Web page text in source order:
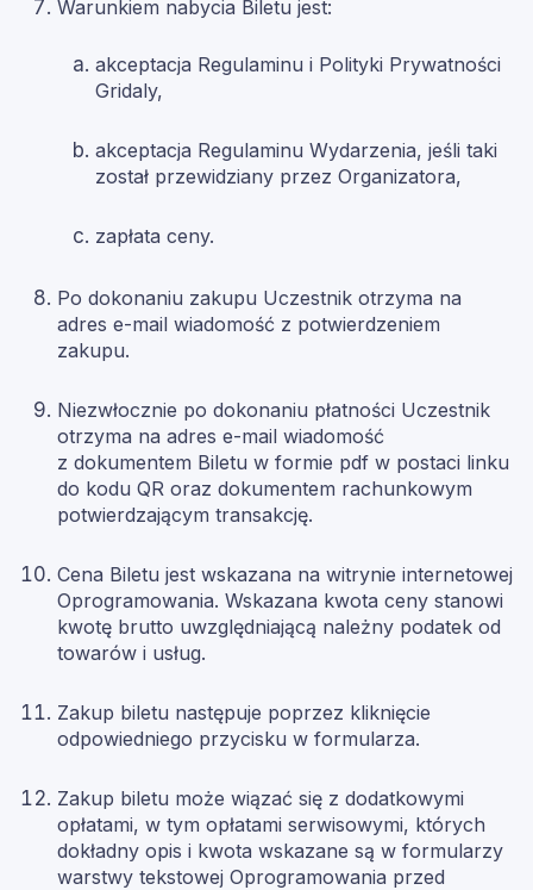
Warunkiem nabycia Biletu jest:
akceptacja Regulaminu i Polityki Prywatności
Gridaly,
akceptacja Regulaminu Wydarzenia, jeśli taki
został przewidziany przez Organizatora,
zapłata ceny.
Po dokonaniu zakupu Uczestnik otrzyma na
adres e-mail wiadomość z potwierdzeniem
zakupu.
Niezwłocznie po dokonaniu płatności Uczestnik
otrzyma na adres e-mail wiadomość
z dokumentem Biletu w formie pdf w postaci linku
do kodu QR oraz dokumentem rachunkowym
potwierdzającym transakcję.
Cena Biletu jest wskazana na witrynie internetowej
Oprogramowania. Wskazana kwota ceny stanowi
kwotę brutto uwzględniającą należny podatek od
towarów i usług.
Zakup biletu następuje poprzez kliknięcie
odpowiedniego przycisku w formularza.
Zakup biletu może wiązać się z dodatkowymi
opłatami, w tym opłatami serwisowymi, których
dokładny opis i kwota wskazane są w formularzy
warstwy tekstowej Oprogramowania przed